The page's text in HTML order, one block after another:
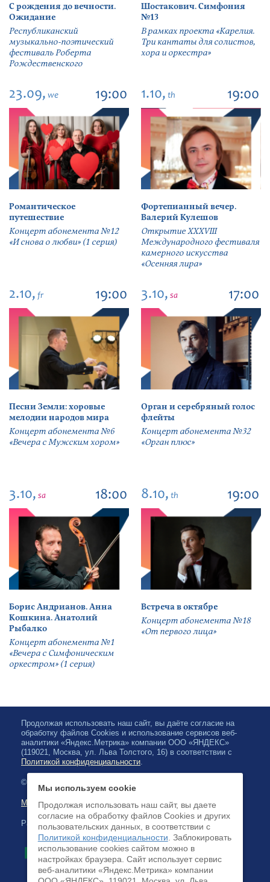
С рождения до вечности.
Ожидание
Республиканский
музыкально-поэтический
фестиваль Роберта
Рождественского
Шостакович. Симфония
№13
В рамках проекта «Карелия.
Три кантаты для солистов,
хора и оркестра»
23.09, we 19:00
Романтическое
путешествие
Концерт абонемента №12
«И снова о любви» (1 серия)
1.10, th 19:00
Фортепианный вечер.
Валерий Кулешов
Открытие ХХХVIII
Международного фестиваля
камерного искусства
«Осенняя лира»
2.10, fr 19:00
Песни Земли: хоровые
мелодии народов мира
Концерт абонемента №6
«Вечера с Мужским хором»
3.10, sa 17:00
Орган и серебряный голос
флейты
Концерт абонемента №32
«Орган плюс»
3.10, sa 18:00
Борис Андрианов. Анна
Кошкина. Анатолий
Рыбалко
Концерт абонемента №1
«Вечера с Симфоническим
оркестром» (1 серия)
8.10, th 19:00
Встреча в октябре
Концерт абонемента №18
«От первого лица»
Продолжая использовать наш сайт, вы даёте согласие на
обработку файлов Cookies и использование сервисов веб-
аналитики «Яндекс.Метрика» компании ООО «ЯНДЕКС»
(119021, Москва, ул. Льва Толстого, 16) в соответствии с
Политикой конфиденциальности.
© 2026, Karelian State Philharmonic
Map of site
Payment by credit cards available
Мы используем cookie
Продолжая использовать наш сайт, вы даете
согласие на обработку файлов Cookies и других
пользовательских данных, в соответствии с
Политикой конфиденциальности . Заблокировать
использование cookies сайтом можно в
настройках браузера. Cайт использует сервис
веб-аналитики «Яндекс.Метрика» компании